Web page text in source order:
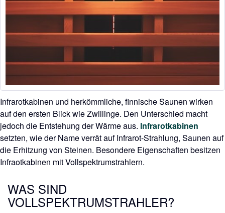
Infrarotkabinen und herkömmliche, finnische Saunen wirken
auf den ersten Blick wie Zwillinge. Den Unterschied macht
jedoch die Entstehung der Wärme aus. Infrarotkabinen
setzten, wie der Name verrät auf Infrarot-Strahlung, Saunen auf
die Erhitzung von Steinen. Besondere Eigenschaften besitzen
Infraotkabinen mit Vollspektrumstrahlern.
WAS SIND
VOLLSPEKTRUMSTRAHLER?